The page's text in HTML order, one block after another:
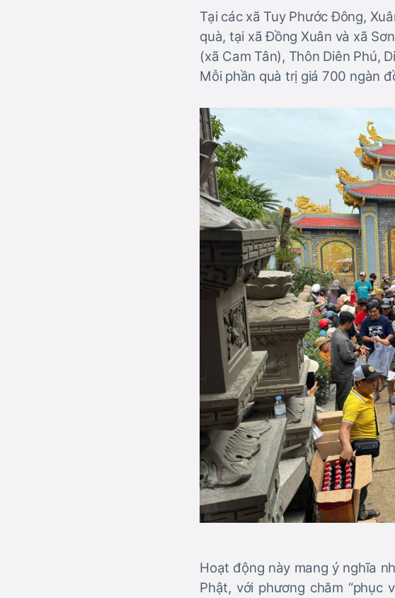
Tại các xã Tuy Phước Đông,
quà, tại xã Đồng Xuân và xã
(xã Cam Tân), Thôn Diên Phú,
Mỗi phần quà trị giá 700 ngàn
Hoạt động này mang ý nghĩa
Phật, với phương chăm